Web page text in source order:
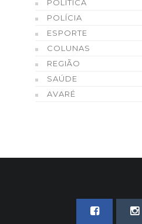
Avareense acontece nesta
06 DE AGOSTO, 2026
POLÍTICA
POLÍCIA
ESPORTE
COLUNAS
REGIÃO
SAÚDE
AVARÉ